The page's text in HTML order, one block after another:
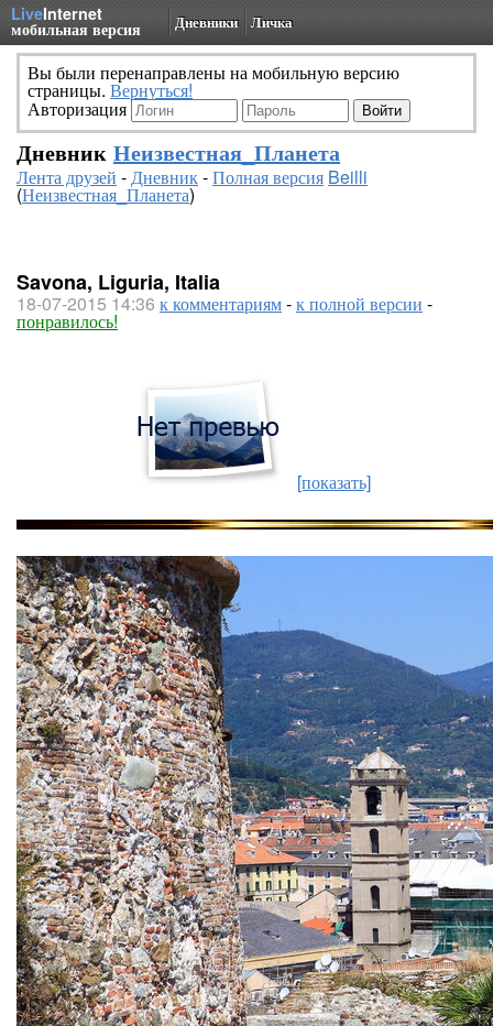
LiveInternet
мобильная версия Дневники Личка
Вы были перенаправлены на мобильную версию
страницы. Вернуться!
Авторизация
Дневник Неизвестная_Планета
Лента друзей -Дневник-Полная версия Beilli
(Неизвестная_Планета)
Savona, Liguria, Italia
18-07-2015 14:36 к комментариям-к полной версии -
понравилось!
[показать]